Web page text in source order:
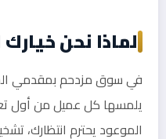
لماذا نحن خيارك
في سوق مزدحم بمقدمي
يلمسها كل عميل من أول
الموعود يحترم انتظارك،